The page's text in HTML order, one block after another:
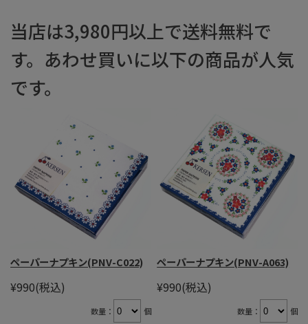
当店は3,980円以上で送料無料で
す。あわせ買いに以下の商品が人気
です。
ペーパーナプキン(PNV-C022)
¥990(税込)
数量： 個
ペーパーナプキン(PNV-A063)
¥990(税込)
数量： 個